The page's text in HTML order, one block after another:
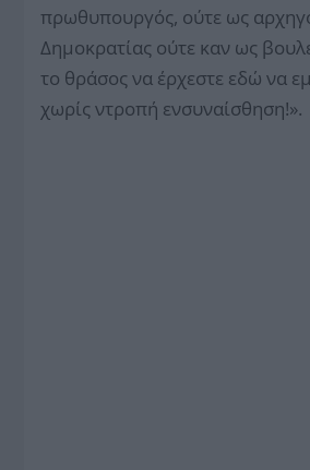
πρωθυπουργός, ούτε ως
Δημοκρατίας ούτε καν ως
το θράσος να έρχεστε εδώ να
χωρίς ντροπή ενσυναίσθηση!».